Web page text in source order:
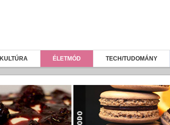
KULTÚRA ÉLETMÓD TECH/TUDOMÁNY